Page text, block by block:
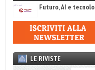
Futuro, AI e
LE RIVISTE